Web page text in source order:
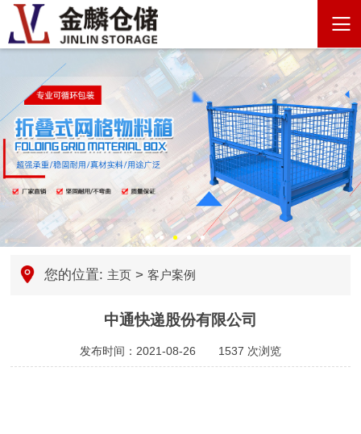
您的位置: 主页 >客户案例
中通快递股份有限公司
发布时间：2021-08-26 1537 次浏览